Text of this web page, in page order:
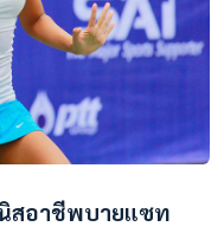
สอาชีพบายแซท